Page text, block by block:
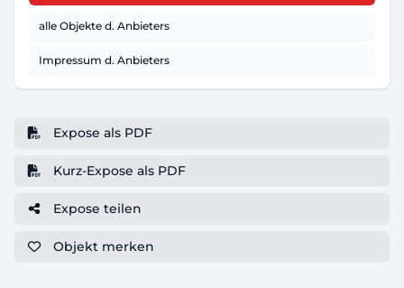
alle Objekte d. Anbieters
Impressum d. Anbieters
Expose als PDF
Kurz-Expose als PDF
Expose teilen
Objekt merken